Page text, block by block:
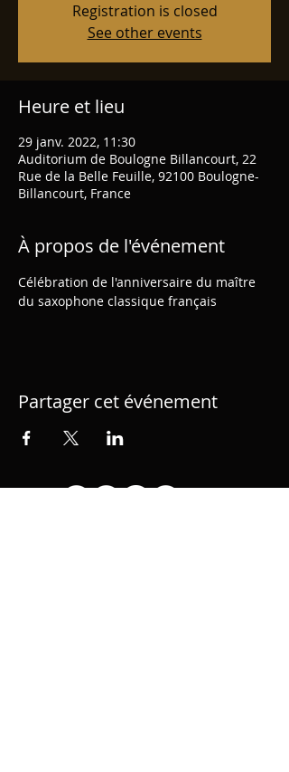
Registration is closed
See other events
Heure et lieu
29 janv. 2022, 11:30
Auditorium de Boulogne Billancourt, 22
Rue de la Belle Feuille, 92100 Boulogne-
Billancourt, France
À propos de l'événement
Célébration de l'anniversaire du maître
du saxophone classique français
Partager cet événement